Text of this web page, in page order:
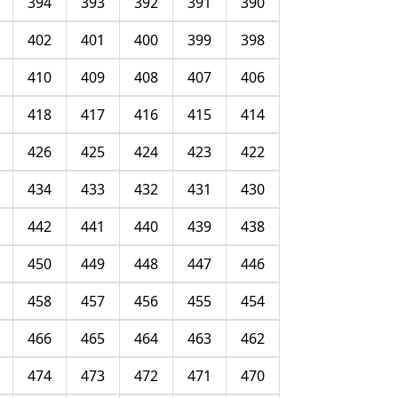
398
399
400
401
402
406
407
408
409
410
414
415
416
417
418
422
423
424
425
426
430
431
432
433
434
438
439
440
441
442
446
447
448
449
450
454
455
456
457
458
462
463
464
465
466
470
471
472
473
474